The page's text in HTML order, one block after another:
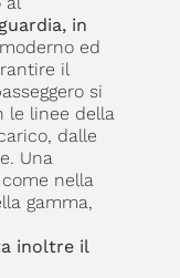
in
ed
il
si
le linee della
dalle
Una
nella
gamma,
inoltre il